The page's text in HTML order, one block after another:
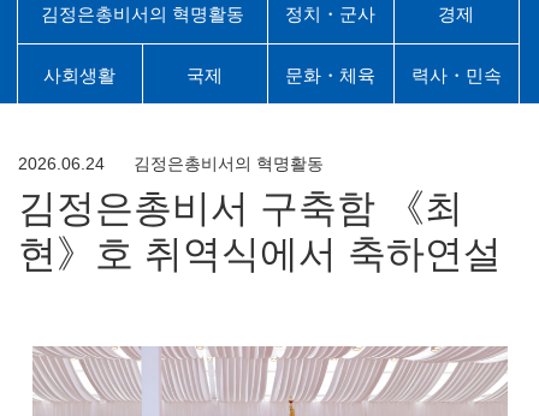
김정은총비서의 혁명활동 정치・군사 경제
사회생활 국제 문화・체육 력사・민속
2026.06.24 김정은총비서의 혁명활동
김정은총비서 구축함 《최
현》호 취역식에서 축하연설